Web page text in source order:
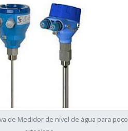
de Medidor de nível de água para poço